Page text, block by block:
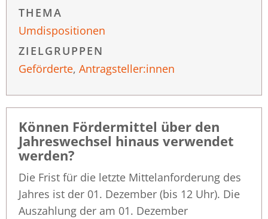
THEMA
Umdispositionen
ZIELGRUPPEN
Geförderte, Antragsteller:innen
Können Fördermittel über den
Jahreswechsel hinaus verwendet
werden?
Die Frist für die letzte Mittelanforderung des
Jahres ist der 01. Dezember (bis 12 Uhr). Die
Auszahlung der am 01. Dezember